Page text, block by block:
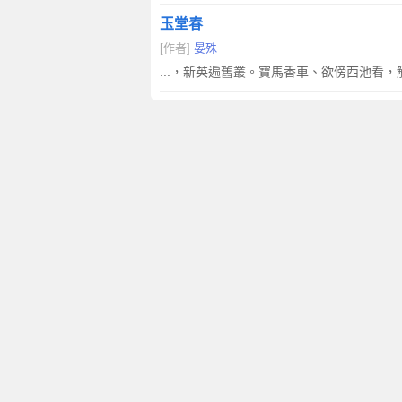
玉堂春
[作者] 晏殊
...，新英遍舊叢。寶馬香車、欲傍西池看，